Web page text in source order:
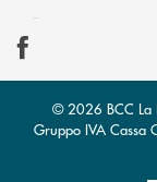
© 2026 BCC La
Gruppo IVA Cassa